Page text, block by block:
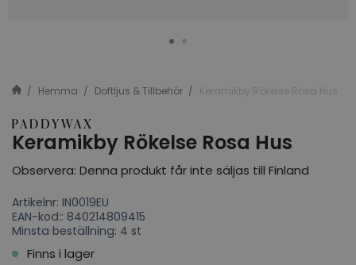
Hemma Doftljus & Tillbehör Keramikby Rökelse Rosa Hus
Keramikby Rökelse Rosa Hus
Observera: Denna produkt får inte säljas till Finland
Artikelnr: IN0019EU
EAN-kod:: 840214809415
Minsta beställning: 4 st
Finns i lager